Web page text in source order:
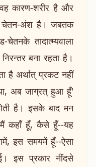
कारण-शरीर है और
चेतन-अंश है। जबतक
तादात्म्यवाला
बना रहता है।
है अर्थात् प्रकट नहीं
अब जाग्रत् हुआ हूँ'
है। इसके बाद मन
कहाँ हूँ, कैसे हूँ--यह
इस समयमें हूँ--ऐसा
इस प्रकार नींदसे